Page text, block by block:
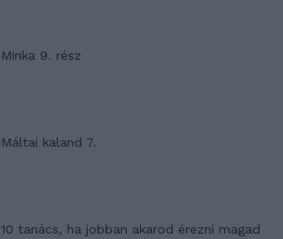
Minka 9. rész
Máltai kaland 7.
10 tanács, ha jobban akarod érezni magad